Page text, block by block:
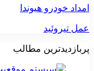
امداد خودرو هیوندا
عمل تیروئید
پربازدیدترین مطالب